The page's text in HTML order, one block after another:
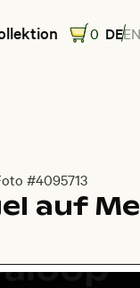
0 DEEN
#4095713
auf